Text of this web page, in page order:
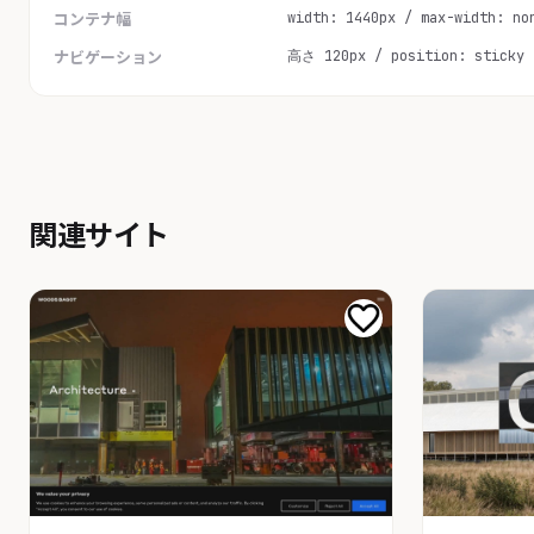
コンテナ幅 width: 1440px / max-width:
ナビゲーション 高さ 120px / position: sticky
関連サイト